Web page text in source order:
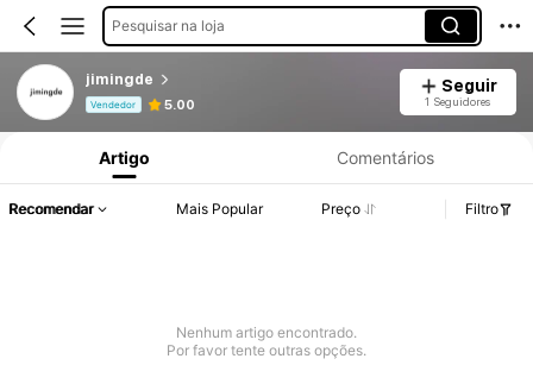
Pesquisar na loja
jimingde
Vendedor 5.00
Seguir
1 Seguidores
Informações do Produto: Divulgação de Preço, Vendas e Detalhes de Stock.
Artigo Comentários
Recomendar Mais Popular Preço Filtro
Nenhum artigo encontrado.
Por favor tente outras opções.